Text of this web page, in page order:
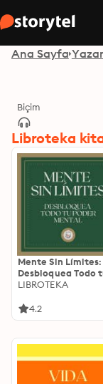
Ana Sayfa
Biçim
Libroteka
Mente Sin Límites:
Desbloquea Todo
Poder Mental
LIBROTEKA
4.2